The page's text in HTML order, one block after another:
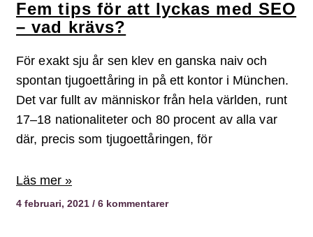
Fem tips för att lyckas med SEO
– vad krävs?
För exakt sju år sen klev en ganska naiv och
spontan tjugoettåring in på ett kontor i München.
Det var fullt av människor från hela världen, runt
17–18 nationaliteter och 80 procent av alla var
där, precis som tjugoettåringen, för
Läs mer »
4 februari, 2021 6 kommentarer